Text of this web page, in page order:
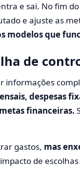
e sai. No fim
e ajuste as
modelos que
de
informações
despesas
financeiras.
gastos, mas
de